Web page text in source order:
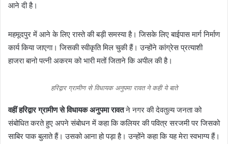
आने दी है।
महमूदपुर में आने के लिए रास्ते की बड़ी समस्या है। जिसके लिए बाईपास मार्ग निर्माण
कार्य किया जाएगा। जिसकी स्वीकृति मिल चुकी हैं। उन्होंने कांग्रेस प्रत्याशी
हाजरा बानो पत्नी अकरम को भारी मतों जिताने कि अपील की है।
हरिद्वार ग्रामीण से विधायक अनुपमा रावत ने कही ये बाते
वहीं हरिद्वार ग्रामीण से विधायक अनुपमा रावतने नगर की देवतुल्य जनता को
संबोधित करते हुए अपने संबोधन में कहा कि कलियर की पवित्र सरजमी पर जिसको
साबिर पाक बुलाते हैं। उसको आना हो पड़ा है। उन्होंने कहा कि यह मेरा स्वभाग्य हैं।